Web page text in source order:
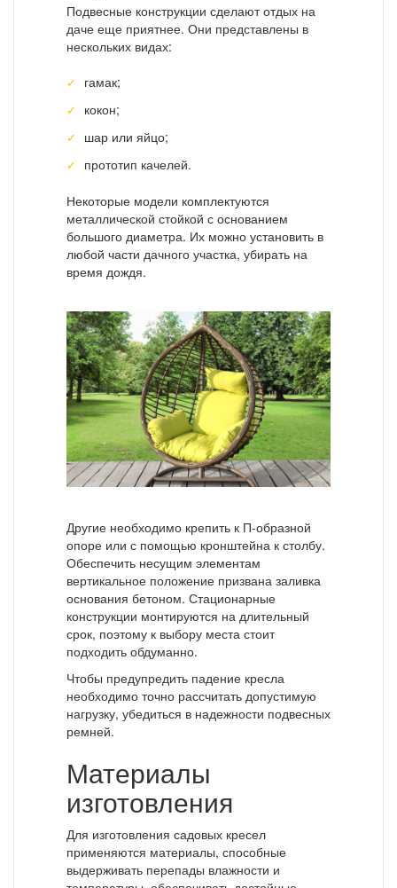
Подвесные конструкции сделают отдых на
даче еще приятнее. Они представлены в
нескольких видах:
гамак;
кокон;
шар или яйцо;
прототип качелей.
Некоторые модели комплектуются
металлической стойкой с основанием
большого диаметра. Их можно установить в
любой части дачного участка, убирать на
время дождя.
Другие необходимо крепить к П-образной
опоре или с помощью кронштейна к столбу.
Обеспечить несущим элементам
вертикальное положение призвана заливка
основания бетоном. Стационарные
конструкции монтируются на длительный
срок, поэтому к выбору места стоит
подходить обдуманно.
Чтобы предупредить падение кресла
необходимо точно рассчитать допустимую
нагрузку, убедиться в надежности подвесных
ремней.
Материалы
изготовления
Для изготовления садовых кресел
применяются материалы, способные
выдерживать перепады влажности и